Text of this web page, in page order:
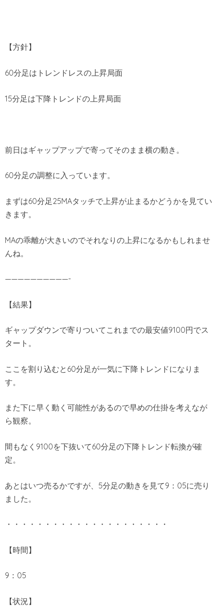
【方針】
60分足はトレンドレスの上昇局面
15分足は下降トレンドの上昇局面
前日はギャップアップで寄ってそのまま横の動き。
60分足の調整に入っています。
まずは60分足25MAタッチで上昇が止まるかどうかを見てい
きます。
MAの乖離が大きいのでそれなりの上昇になるかもしれませ
んね。
——————————-
【結果】
ギャップダウンで寄りついてこれまでの最安値9100円でス
タート。
ここを割り込むと60分足が一気に下降トレンドになりま
す。
また下に早く動く可能性があるので早めの仕掛を考えなが
ら観察。
間もなく9100を下抜いて60分足の下降トレンド転換が確
定。
あとはいつ売るかですが、5分足の動きを見て9：05に売り
ました。
・・・・・・・・・・・・・・・・・・・・・
【時間】
9：05
【状況】